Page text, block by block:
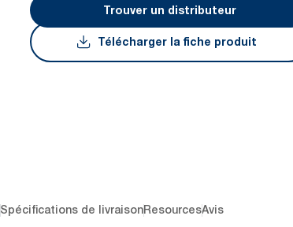
Trouver un distributeur
Télécharger la fiche produit
Spécifications de livraisonResourcesAvis